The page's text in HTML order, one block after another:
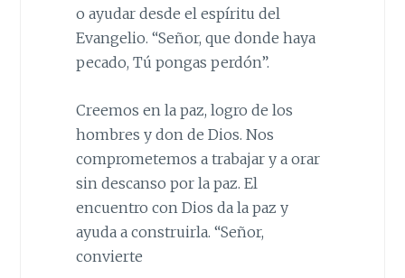
o ayudar desde el espíritu del
Evangelio. “Señor, que donde haya
pecado, Tú pongas perdón”.
Creemos en la paz, logro de los
hombres y don de Dios. Nos
comprometemos a trabajar y a orar
sin descanso por la paz. El
encuentro con Dios da la paz y
ayuda a construirla. “Señor,
convierte